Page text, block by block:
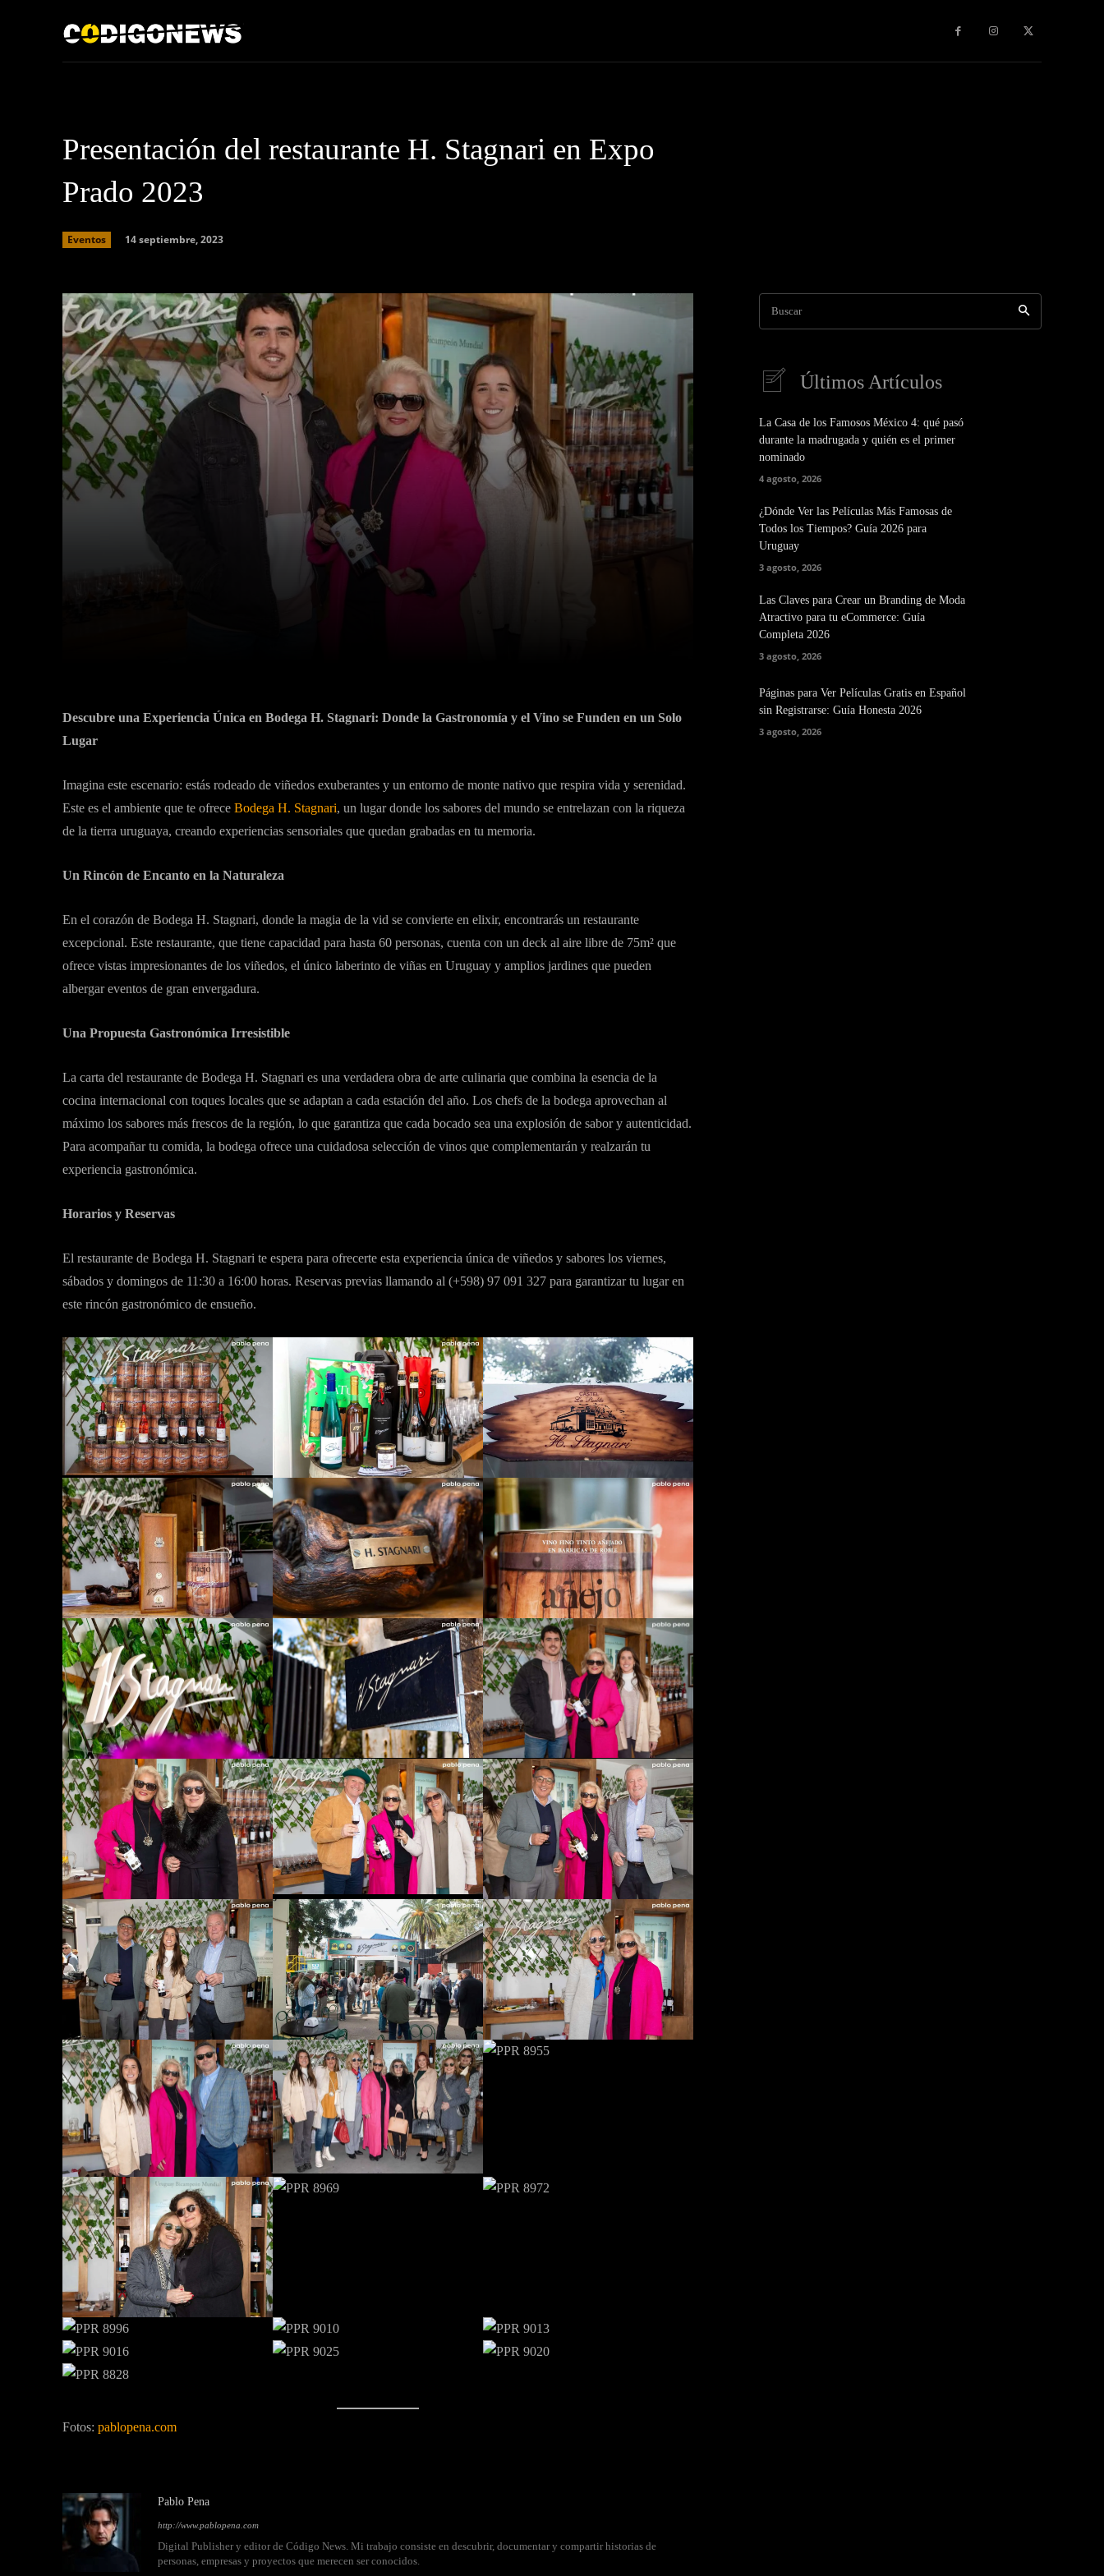
Publicidad More
Presentación del restaurante H. Stagnari en Expo
Prado 2023
Eventos 14 septiembre, 2023
Descubre una Experiencia Única en Bodega H. Stagnari: Donde la Gastronomía y el Vino se Funden en un Solo
Lugar
Imagina este escenario: estás rodeado de viñedos exuberantes y un entorno de monte nativo que respira vida y serenidad.
Este es el ambiente que te ofrece Bodega H. Stagnari, un lugar donde los sabores del mundo se entrelazan con la riqueza
de la tierra uruguaya, creando experiencias sensoriales que quedan grabadas en tu memoria.
Un Rincón de Encanto en la Naturaleza
En el corazón de Bodega H. Stagnari, donde la magia de la vid se convierte en elixir, encontrarás un restaurante
excepcional. Este restaurante, que tiene capacidad para hasta 60 personas, cuenta con un deck al aire libre de 75m² que
ofrece vistas impresionantes de los viñedos, el único laberinto de viñas en Uruguay y amplios jardines que pueden
albergar eventos de gran envergadura.
Una Propuesta Gastronómica Irresistible
La carta del restaurante de Bodega H. Stagnari es una verdadera obra de arte culinaria que combina la esencia de la
cocina internacional con toques locales que se adaptan a cada estación del año. Los chefs de la bodega aprovechan al
máximo los sabores más frescos de la región, lo que garantiza que cada bocado sea una explosión de sabor y autenticidad.
Para acompañar tu comida, la bodega ofrece una cuidadosa selección de vinos que complementarán y realzarán tu
experiencia gastronómica.
Horarios y Reservas
El restaurante de Bodega H. Stagnari te espera para ofrecerte esta experiencia única de viñedos y sabores los viernes,
sábados y domingos de 11:30 a 16:00 horas. Reservas previas llamando al (+598) 97 091 327 para garantizar tu lugar en
este rincón gastronómico de ensueño.
Fotos: pablopena.com
Pablo Pena
http://www.pablopena.com
Digital Publisher y editor de Código News. Mi trabajo consiste en descubrir, documentar y compartir historias de
personas, empresas y proyectos que merecen ser conocidos.
Buscar
Últimos Artículos
La Casa de los Famosos México 4: qué pasó
durante la madrugada y quién es el primer
nominado
4 agosto, 2026
¿Dónde Ver las Películas Más Famosas de
Todos los Tiempos? Guía 2026 para
Uruguay
3 agosto, 2026
Las Claves para Crear un Branding de Moda
Atractivo para tu eCommerce: Guía
Completa 2026
3 agosto, 2026
Páginas para Ver Películas Gratis en Español
sin Registrarse: Guía Honesta 2026
3 agosto, 2026